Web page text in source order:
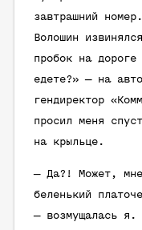
завтрашний
Волошин
пробок на
едете?» — на
гендиректор
просил меня
на крыльце.
— Да?! Может,
беленький
— возмущалась я.